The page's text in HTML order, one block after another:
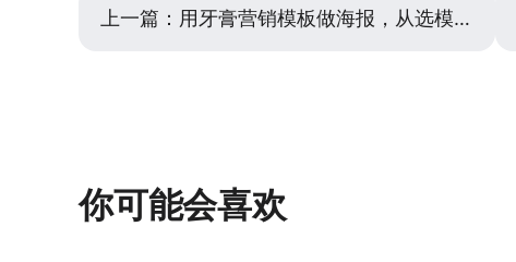
上一篇： 用牙膏营销模板做海报，从选模板到出稿的完整思路
你可能会喜欢